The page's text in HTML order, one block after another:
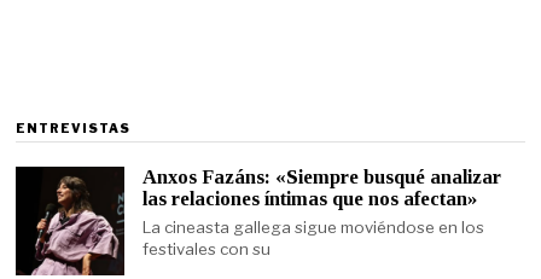
ENTREVISTAS
Anxos Fazáns: «Siempre busqué analizar
las relaciones íntimas que nos afectan»
La cineasta gallega sigue moviéndose en los
festivales con su